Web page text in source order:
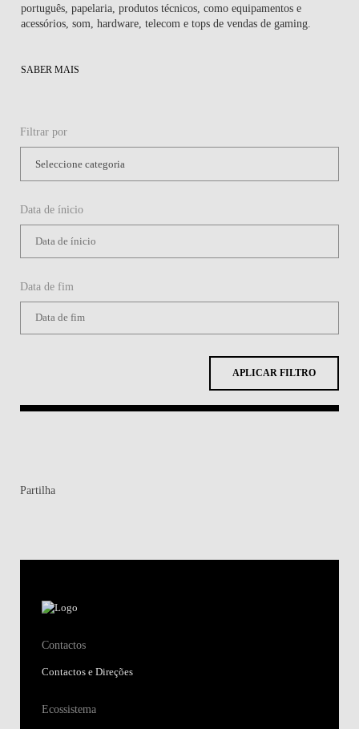
português, papelaria, produtos técnicos, como equipamentos e
acessórios, som, hardware, telecom e tops de vendas de gaming.
SABER MAIS
Filtrar por
Data de ínicio
Data de fim
APLICAR FILTRO
Partilha
Contactos
Contactos e Direções
Ecossistema